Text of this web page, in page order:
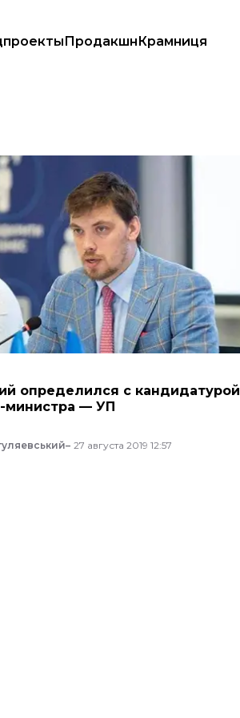
ПродакшнКрамниця
определился с кандидатурой
министра — УП
27 августа 2019 12:57